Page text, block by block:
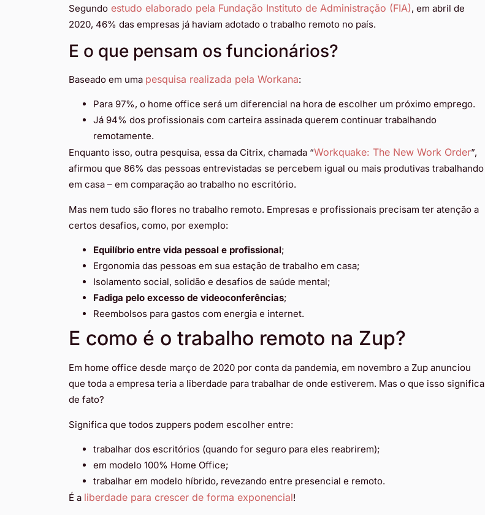
Segundo estudo elaborado pela Fundação Instituto de Administração (FIA), em abril de
2020, 46% das empresas já haviam adotado o trabalho remoto no país.
E o que pensam os funcionários?
Baseado em uma pesquisa realizada pela Workana:
Para 97%, o home office será um diferencial na hora de escolher um próximo emprego.
Já 94% dos profissionais com carteira assinada querem continuar trabalhando
remotamente.
Enquanto isso, outra pesquisa, essa da Citrix, chamada “Workquake: The New Work Order”,
afirmou que 86% das pessoas entrevistadas se percebem igual ou mais produtivas trabalhando
em casa – em comparação ao trabalho no escritório.
Mas nem tudo são flores no trabalho remoto. Empresas e profissionais precisam ter atenção a
certos desafios, como, por exemplo:
Equilíbrio entre vida pessoal e profissional;
Ergonomia das pessoas em sua estação de trabalho em casa;
Isolamento social, solidão e desafios de saúde mental;
Fadiga pelo excesso de videoconferências;
Reembolsos para gastos com energia e internet.
E como é o trabalho remoto na Zup?
Em home office desde março de 2020 por conta da pandemia, em novembro a Zup anunciou
que toda a empresa teria a liberdade para trabalhar de onde estiverem. Mas o que isso significa
de fato?
Significa que todos zuppers podem escolher entre:
trabalhar dos escritórios (quando for seguro para eles reabrirem);
em modelo 100% Home Office;
trabalhar em modelo híbrido, revezando entre presencial e remoto.
É a liberdade para crescer de forma exponencial!